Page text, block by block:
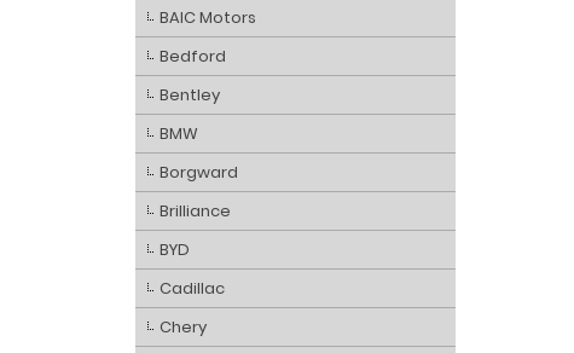
BAIC Motors
Bedford
Bentley
BMW
Borgward
Brilliance
BYD
Cadillac
Chery